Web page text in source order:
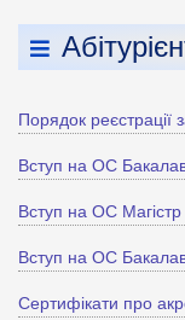
Порядок реєстрації
Вступ на ОС
Вступ на ОС Магістр
Вступ на ОС
Сертифікати про